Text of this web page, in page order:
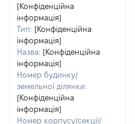
[Конфіденційна
інформація]
Тип: [Конфіденційна
інформація]
Назва: [Конфіденційна
інформація]
Номер будинку/
земельної ділянки:
[Конфіденційна
інформація]
Номер корпусу/секції/